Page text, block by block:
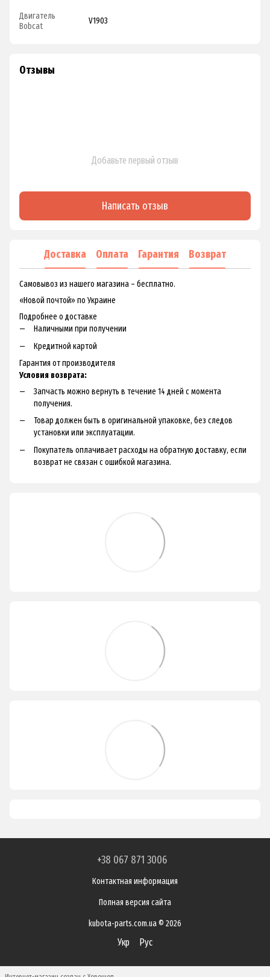
Двигатель
Bobcat
V1903
Отзывы
Добавьте первый отзыв
Написать отзыв
Доставка Оплата Гарантия Возврат
Самовывоз из нашего магазина – бесплатно.
«Новой почтой» по Украине
Подробнее о доставке
Наличными при получении
Кредитной картой
Гарантия от производителя
Условия возврата:
Запчасть можно вернуть в течение 14 дней с момента
получения.
Товар должен быть в оригинальной упаковке, без следов
установки или эксплуатации.
Покупатель оплачивает расходы на обратную доставку, если
возврат не связан с ошибкой магазина.
+38 067 871 3006
Контактная информация
Полная версия сайта
kubota-parts.com.ua © 2026
Укр Рус